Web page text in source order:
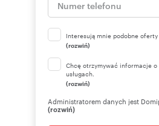
Interesują mnie podobne oferty
(rozwiń)
Chcę otrzymywać informacje
usługach.
(rozwiń)
Administratorem danych jest
(rozwiń)